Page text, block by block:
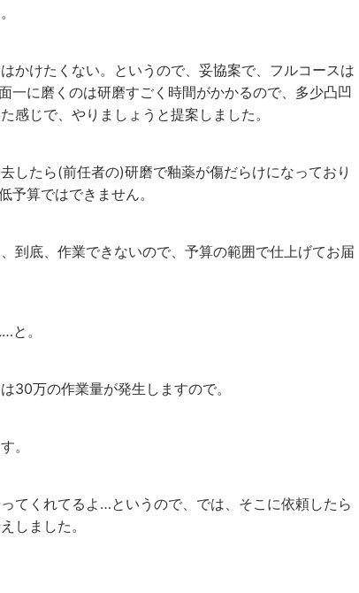
かけたくない。というので、妥協案で、フルコースは
一に磨くのは研磨すごく時間がかかるので、多少凸凹
感じで、やりましょうと提案しました。
したら(前任者の)研磨で釉薬が傷だらけになっており
予算ではできません。
到底、作業できないので、予算の範囲で仕上げてお届
と。
30万の作業量が発生しますので。
。
てくれてるよ…というので、では、そこに依頼したら
しました。